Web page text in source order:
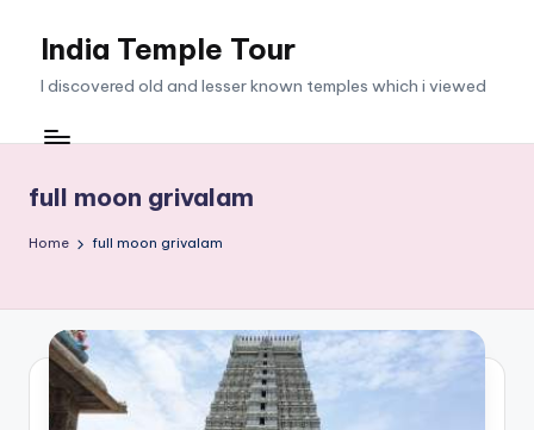
India Temple Tour
I discovered old and lesser known temples which i viewed
full moon grivalam
Home full moon grivalam